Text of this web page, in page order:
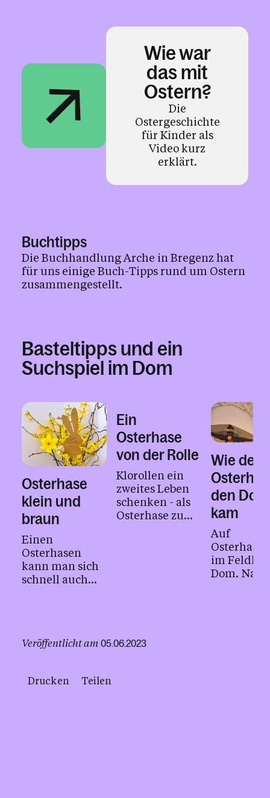
Wie war
das mit
Ostern?
Die
Ostergeschichte
für Kinder als
Video kurz
erklärt.
Buchtipps
Die Buchhandlung Arche in Bregenz hat
für uns einige Buch-Tipps rund um Ostern
zusammengestellt.
Basteltipps und ein
Suchspiel im Dom
Osterhase
klein und
braun
Einen
Osterhasen
kann man sich
schnell auch
Ein
Osterhase
von der Rolle
Klorollen ein
zweites Leben
schenken - als
Osterhase zum
Wie der
den Dom
kam
Auf
im
Dom. Na
Veröffentlicht am 05.06.2023
Drucken Teilen